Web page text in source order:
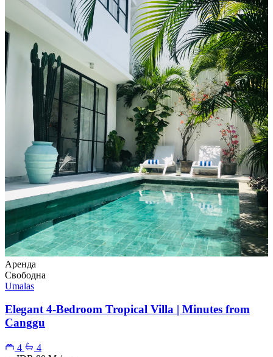
Аренда
Свободна
Umalas
Elegant 4-Bedroom Tropical Villa | Minutes from
Canggu
4
4